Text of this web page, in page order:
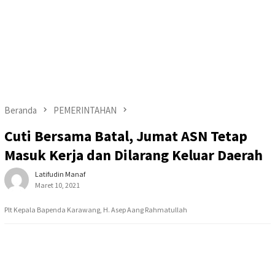
Beranda PEMERINTAHAN
Cuti Bersama Batal, Jumat ASN Tetap
Masuk Kerja dan Dilarang Keluar Daerah
Latifudin Manaf
Maret 10, 2021
Plt Kepala Bapenda Karawang, H. Asep Aang Rahmatullah